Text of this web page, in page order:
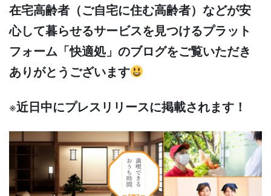
在宅高齢者（ご自宅に住む高齢者）などが安
心して暮らせるサービスを見つけるプラット
フォーム「快適処」のブログをご覧いただき
ありがとうございます
※近日中にプレスリリースに掲載されます！